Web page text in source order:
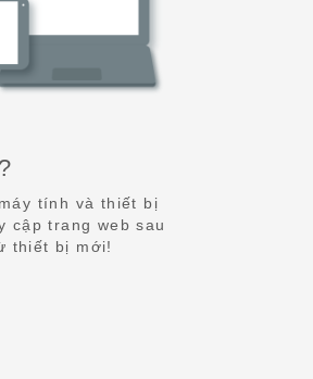
tính và thiết bị
cập trang web sau
thiết bị mới!